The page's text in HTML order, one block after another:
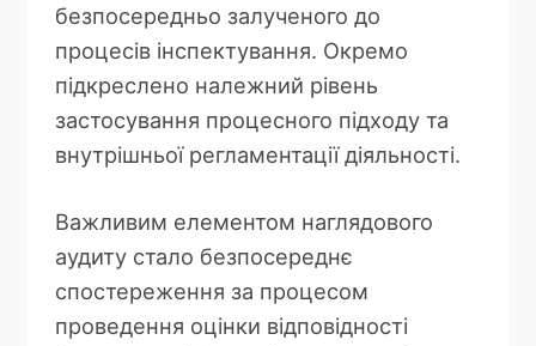
безпосередньо залученого до
процесів інспектування. Окремо
підкреслено належний рівень
застосування процесного підходу та
внутрішньої регламентації діяльності.
Важливим елементом наглядового
аудиту стало безпосереднє
спостереження за процесом
проведення оцінки відповідності